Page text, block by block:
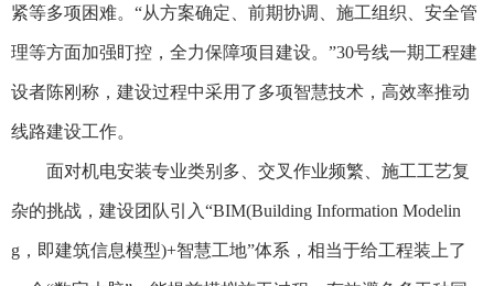
紧等多项困难。“从方案确定、前期协调、施工组织、安全管
理等方面加强盯控，全力保障项目建设。”30号线一期工程建
设者陈刚称，建设过程中采用了多项智慧技术，高效率推动
线路建设工作。
面对机电安装专业类别多、交叉作业频繁、施工工艺复
杂的挑战，建设团队引入“BIM(Building Information Modelin
g，即建筑信息模型)+智慧工地”体系，相当于给工程装上了